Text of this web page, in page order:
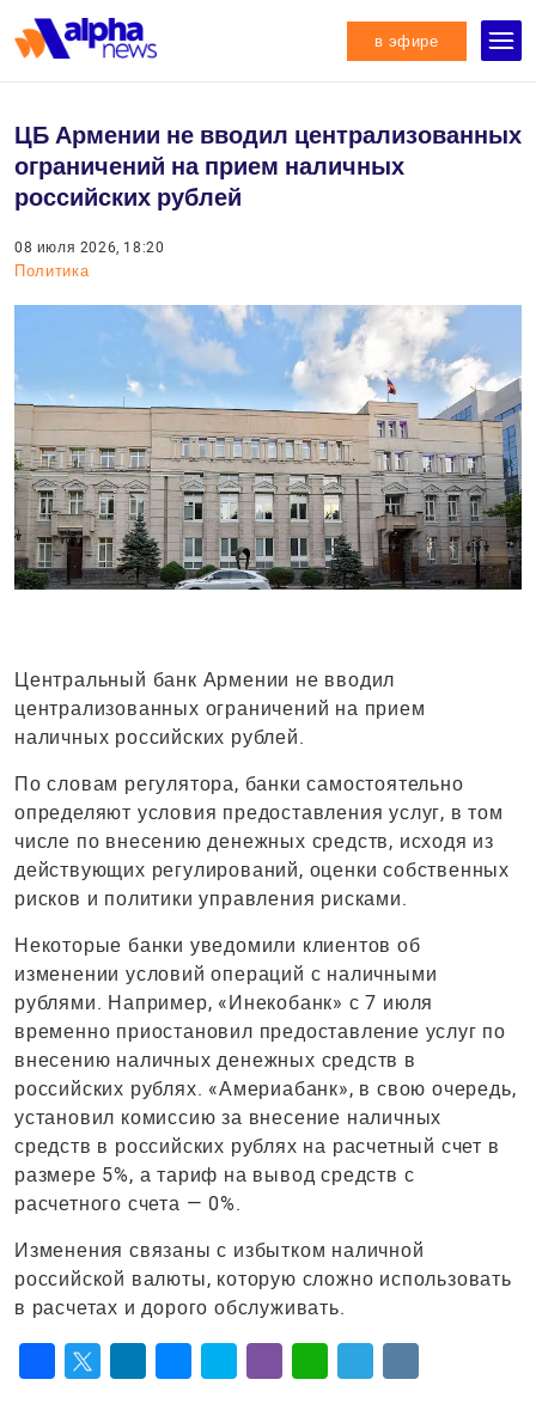
в эфире
ЦБ Армении не вводил централизованных
ограничений на прием наличных
российских рублей
08 июля 2026, 18:20
Политика
Центральный банк Армении не вводил
централизованных ограничений на прием
наличных российских рублей.
По словам регулятора, банки самостоятельно
определяют условия предоставления услуг, в том
числе по внесению денежных средств, исходя из
действующих регулирований, оценки собственных
рисков и политики управления рисками.
Некоторые банки уведомили клиентов об
изменении условий операций с наличными
рублями. Например, «Инекобанк» с 7 июля
временно приостановил предоставление услуг по
внесению наличных денежных средств в
российских рублях. «Америабанк», в свою очередь,
установил комиссию за внесение наличных
средств в российских рублях на расчетный счет в
размере 5%, а тариф на вывод средств с
расчетного счета — 0%.
Изменения связаны с избытком наличной
российской валюты, которую сложно использовать
в расчетах и дорого обслуживать.